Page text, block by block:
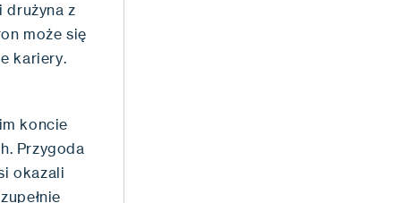
drużyna z
może się
kariery.
koncie
Przygoda
okazali